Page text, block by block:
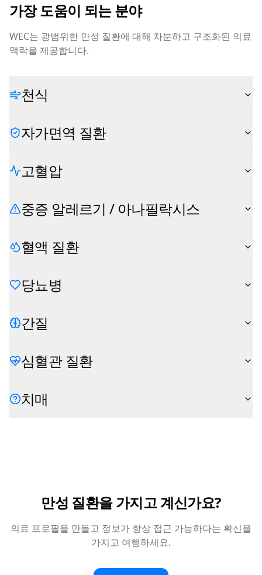
가장 도움이 되는 분야
WEC는 광범위한 만성 질환에 대해 차분하고 구조화된 의료
맥락을 제공합니다.
천식
자가면역 질환
고혈압
중증 알레르기 / 아나필락시스
혈액 질환
당뇨병
간질
심혈관 질환
치매
만성 질환을 가지고 계신가요?
의료 프로필을 만들고 정보가 항상 접근 가능하다는 확신을
가지고 여행하세요.